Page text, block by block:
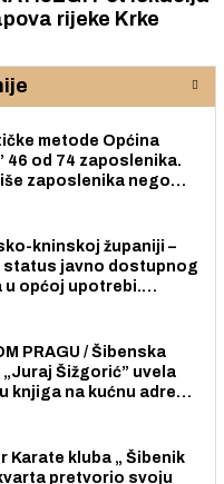
rijeke Krke
metode Općina
46 od 74 zaposlenika.
zaposlenika nego
kninskoj županiji –
status javno dostupnog
općoj upotrebi.
PRAGU / Šibenska
Šižgorić” uvela
knjiga na kućnu adresu
Karate kluba „ Šibenik
pretvorio svoju